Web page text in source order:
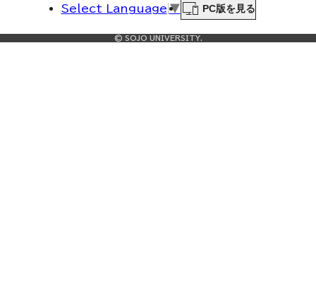
Select Language ▼ PC版を見る
© SOJO UNIVERSITY.